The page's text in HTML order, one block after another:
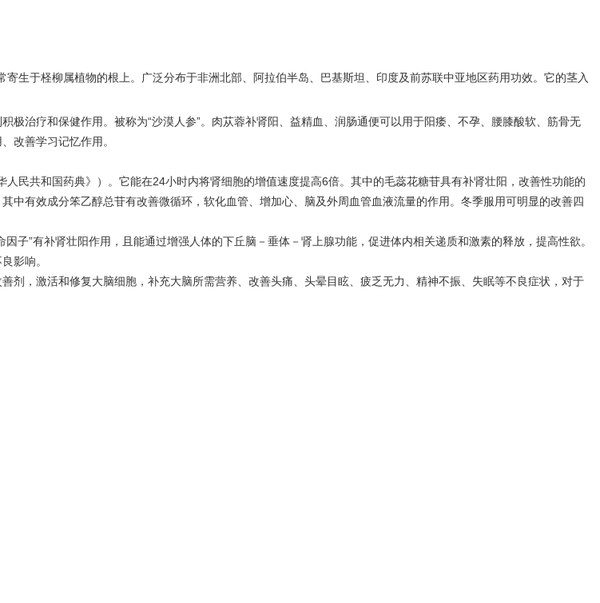
生于柽柳属植物的根上。广泛分布于非洲北部、阿拉伯半岛、巴基斯坦、印度及前苏联中亚地区药用功效。它的茎入
治疗和保健作用。被称为“沙漠人参”。肉苁蓉补肾阳、益精血、润肠通便可以用于阳痿、不孕、腰膝酸软、筋骨无
改善学习记忆作用。
民共和国药典》）。它能在24小时内将肾细胞的增值速度提高6倍。其中的毛蕊花糖苷具有补肾壮阳，改善性功能的
有效成分笨乙醇总苷有改善微循环，软化血管、增加心、脑及外周血管血液流量的作用。冬季服用可明显的改善四
因子”有补肾壮阳作用，且能通过增强人体的下丘脑－垂体－肾上腺功能，促进体内相关递质和激素的释放，提高性欲。
影响。
剂，激活和修复大脑细胞，补充大脑所需营养、改善头痛、头晕目眩、疲乏无力、精神不振、失眠等不良症状，对于